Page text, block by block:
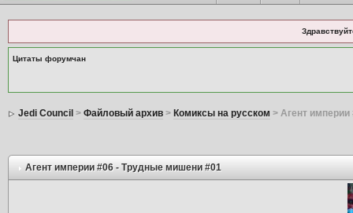
Цитаты форумчан
Jedi Council > Файловый архив> Комиксы на русском > Агент
Агент империи #06 - Трудные мишени #01